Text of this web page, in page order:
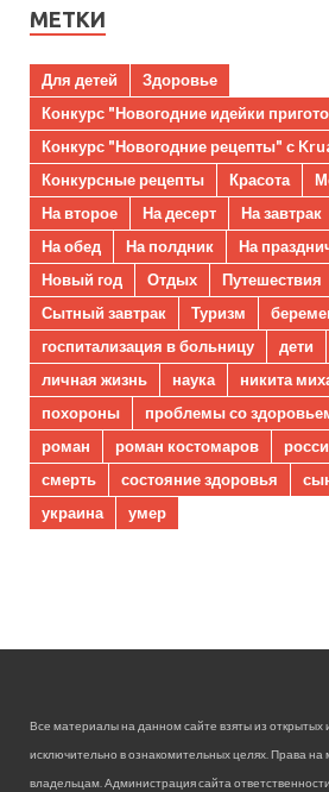
МЕТКИ
Для детей
Здоровье
Конкурс "Новогодние идейки
Конкурс "Новогодние рецепты" с
Конкурсные рецепты
Красота
На второе
На десерт На завтрак
На обед
На полдник На
Новый год
Отдых Путешествия
Сытный завтрак
Туризм
госпитализация в больницу
дети
личная жизнь
наука никита
похороны
проблемы со
роман
роман костомаров
смерть
состояние здоровья
украина
умер
Все материалы на данном сайте взяты из открытых
исключительно в ознакомительных целях. Права
владельцам. Администрация сайта